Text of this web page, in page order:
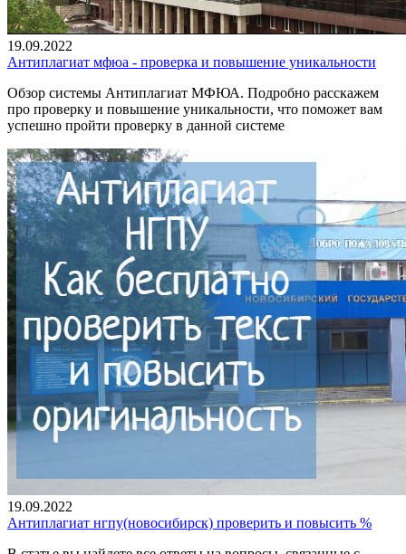
19.09.2022
Антиплагиат мфюа - проверка и повышение уникальности
Обзор системы Антиплагиат МФЮА. Подробно расскажем
про проверку и повышение уникальности, что поможет вам
успешно пройти проверку в данной системе
19.09.2022
Антиплагиат нгпу(новосибирск) проверить и повысить %